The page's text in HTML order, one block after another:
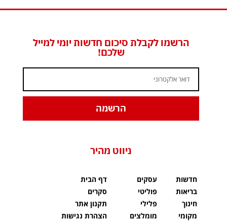
הרשמו לקבלת סיכום חדשות יומי למייל
שלכם!
הרשמה
ניווט מהיר
חדשות
בריאות
חינוך
מקומי
עסקים
פוליטי
פלילי
מומלצים
דף הבית
סקרים
תקנון אתר
הצהרת נגישות